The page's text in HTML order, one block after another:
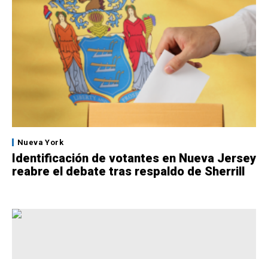
Nueva York
Identificación de votantes en Nueva Jersey
reabre el debate tras respaldo de Sherrill